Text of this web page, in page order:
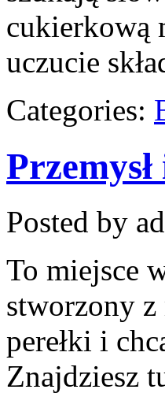
cukierkową
uczucie
Categories:
Posted by
To miejsce
stworzony z
perełki i
Znajdziesz